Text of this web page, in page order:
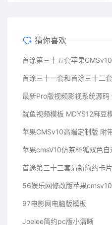
猜你喜欢
最新Pro版视频影视系统源码
苹果CMSv10高端定制版 附
56娱乐网修改版苹果
97电影网电脑版模板
Joelee简约pc版小清晰